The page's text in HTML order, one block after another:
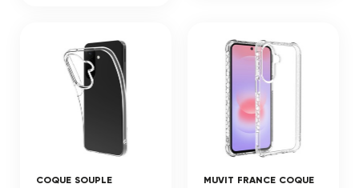
COQUE SOUPLE
MUVIT FRANCE COQUE